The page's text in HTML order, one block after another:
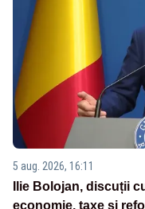
5 aug. 2026, 16:11
Ilie Bolojan, discuții
economie, taxe și